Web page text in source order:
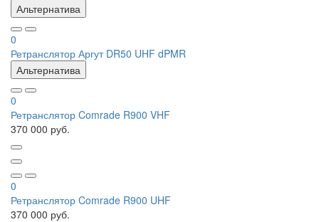
Альтернатива
0
Ретранслятор Аргут DR50 UHF dPMR
Альтернатива
0
Ретранслятор Comrade R900 VHF
370 000 руб.
0
Ретранслятор Comrade R900 UHF
370 000 руб.